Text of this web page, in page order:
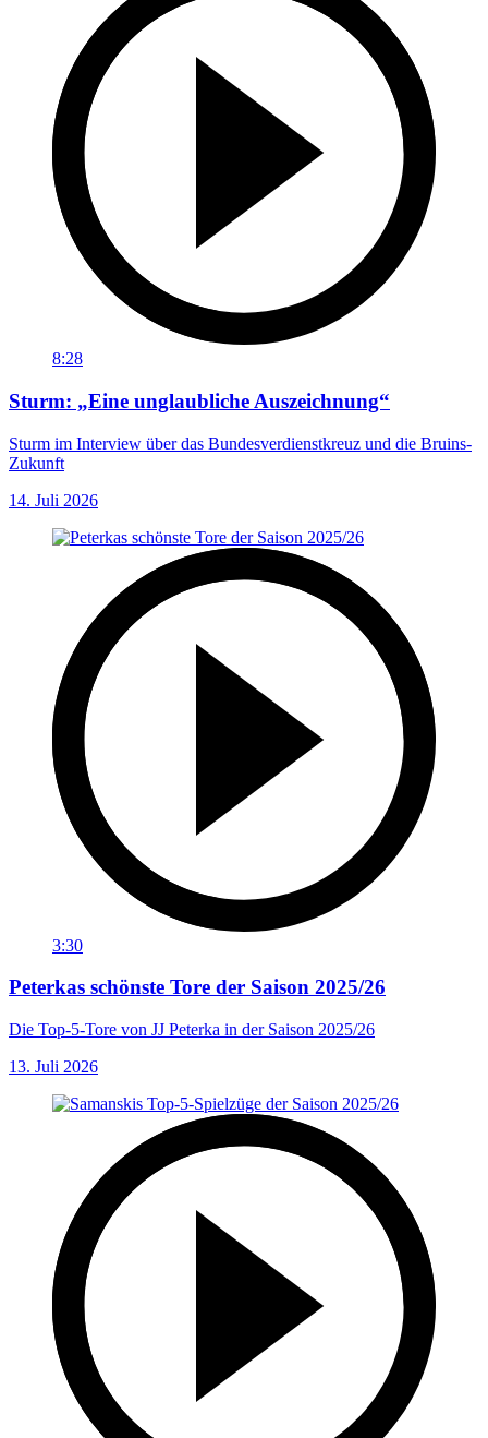
8:28
Sturm: „Eine unglaubliche Auszeichnung“
Sturm im Interview über das Bundesverdienstkreuz und die Bruins-
Zukunft
14. Juli 2026
3:30
Peterkas schönste Tore der Saison 2025/26
Die Top-5-Tore von JJ Peterka in der Saison 2025/26
13. Juli 2026